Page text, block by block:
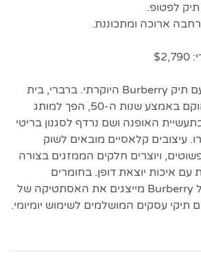
לפטופ.
ארוכה ומתכוננת.
השקיעו בסגנון נצחי עם תיק Burberry היוקרתי. ברברי, בית
האופנה האייקוני, שהוקם באמצע שנות ה-50, הפך למותג
האופנה ושם נרדף לסגנון בריטי
עיצובים קלאסיים מובאים לשוק
ויוצרים חלקים הממזגים בצורה
איכות יוצאת דופן. בחומרים
משובחים. התיקים של Burberry מייצגים את האסתטיקה של
תיקי עסקים המושלמים לשימוש יומיומי.